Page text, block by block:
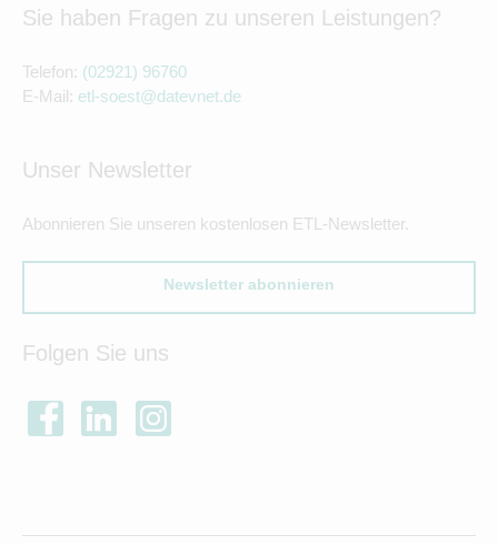
Sie haben Fragen zu unseren Leistungen?
Telefon: (02921) 96760
E-Mail: etl-soest@datevnet.de
Unser Newsletter
Abonnieren Sie unseren kostenlosen ETL-Newsletter.
Newsletter abonnieren
Folgen Sie uns